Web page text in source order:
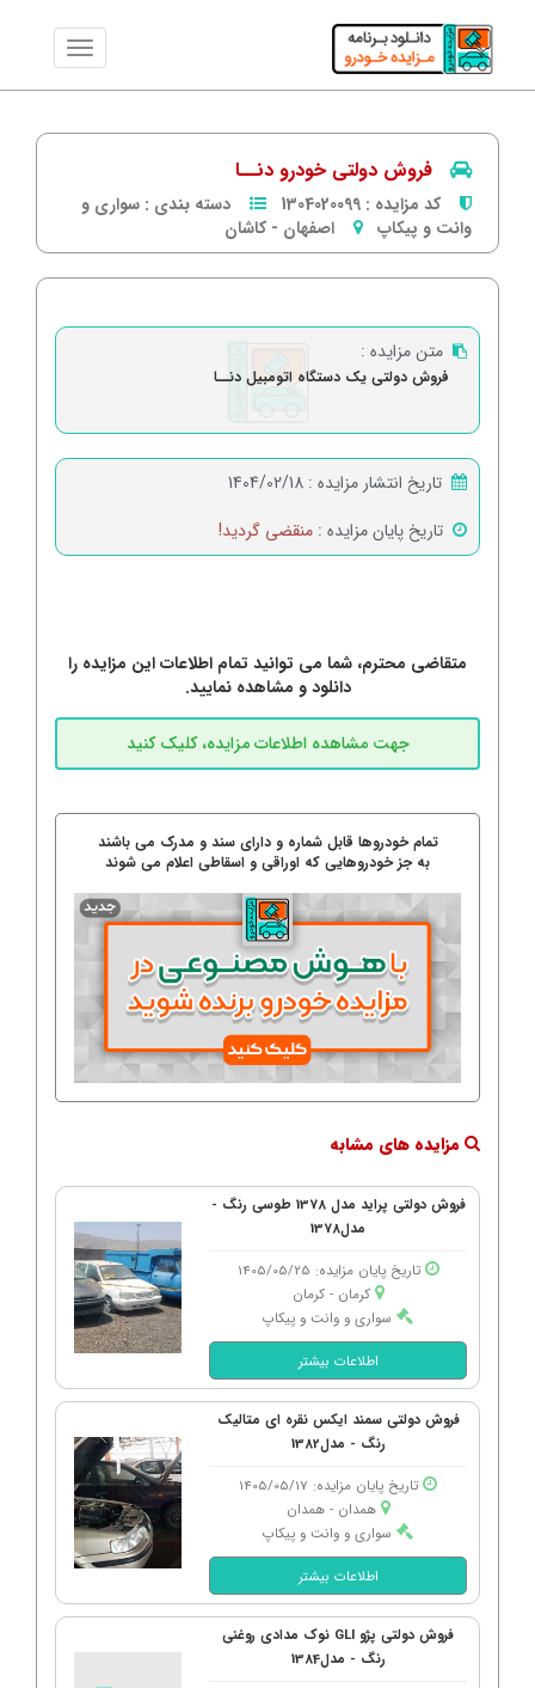
فروش دولتی خودرو دنــا
کد مزایده : 1304020099 دسته بندی : سواری و
وانت و پیکاپ
اصفهان - كاشان
متن مزایده :
فروش دولتی یک دستگاه اتومبیل دنــا
تاریخ انتشار مزایده : 1404/02/18
تاریخ پایان مزایده : منقضی گردید!
متقاضی محترم، شما می توانید تمام اطلاعات این مزایده را
دانلود و مشاهده نمایید.
تمام خودروها قابل شماره و دارای سند و مدرک می باشند
به جز خودروهایی که اوراقی و اسقاطی اعلام می شوند
مزایده های مشابه
فروش دولتی پراید مدل 1378 طوسی رنگ -
مدل1378
تاریخ پایان مزایده: 1405/05/25
کرمان - كرمان
سواری و وانت و پیکاپ
اطلاعات بیشتر
فروش دولتی سمند ایکس نقره ای متالیک
رنگ - مدل1382
تاریخ پایان مزایده: 1405/05/17
همدان - همدان
سواری و وانت و پیکاپ
اطلاعات بیشتر
فروش دولتی پژو GLI نوک مدادی روغنی
رنگ - مدل1384